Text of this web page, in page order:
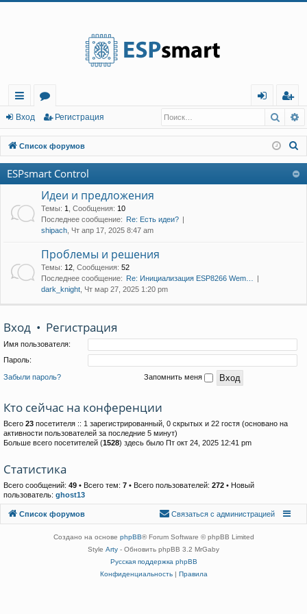
с
ы
лк
и
о
ру
м
ы
д
г
ис
тр
Вход Регистрация
Список форумов
ESPsmart Control
Идеи и предложения
Темы: 1 Сообщения: 10
Последнее сообщение: Re: Есть идеи?
shipach , Чт апр 17, 2025 8:47 am
Проблемы и решения
Темы: 12 Сообщения: 52
Последнее сообщение: Re: Инициализация ESP8266 Wem…
dark_knight , Чт мар 27, 2025 1:20 pm
Вход • Регистрация
Имя пользователя:
Пароль:
Забыли пароль? Запомнить меня
Кто сейчас на конференции
Всего 23 посетителя :: 1 зарегистрированный, 0 скрытых и 22 гостя (основано на
активности пользователей за последние 5 минут)
Больше всего посетителей (1528) здесь было Пт окт 24, 2025 12:41 pm
Статистика
Всего сообщений: 49 • Всего тем: 7 • Всего пользователей: 272 • Новый
пользователь: ghost13
Список форумов
Связаться с
Связаться с администрацией
Создано на основе phpBB® Forum Software © phpBB Limited
Style Arty - Обновить phpBB 3.2 MrGaby
Русская поддержка phpBB
Конфиденциальность| Правила